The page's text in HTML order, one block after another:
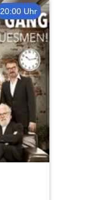
20:00 Uhr